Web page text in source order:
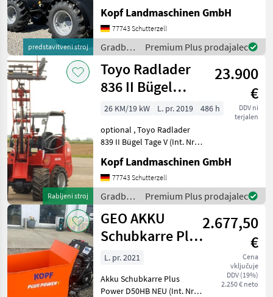
predstavitveni stroj
Steuerkreis, STVZO-
GutachtenStandard
Schaufel 110 cm und
Palettengabel
Neumaschine 2024 3, 1
Kopf Landmaschinen GmbH
77743 Schutterzell
Gradbeni
stroji /
Toyo
Premium Plus prodajalec
Rabljeni stroj
Toyo Radlader
836 II Bügel
Stage V 310
Hubmast
23.900
€
DDV ni
terjalen
26 KM/19 kW L. pr. 2019
486 h
optional , Toyo Radlader
839 II Bügel Tage V (Int. Nr.
Stage V Baujahr 2019 486
Betriebsstunden 3, 10 m
Hubhöhe / Hubmast
Allradantrieb übe
Kopf Landmaschinen GmbH
77743 Schutterzell
Gradbeni
stroji /
Toyo
Premium Plus prodajalec
GEO AKKU
Schubkarre Plus
Power D50HB
NEU
2.677,50
€
Cena
vključuje
DDV (19%)
2.250 € neto
L. pr. 2021
Akku Schubkarre Plus
Power D50HB NEU (Int. Nr.